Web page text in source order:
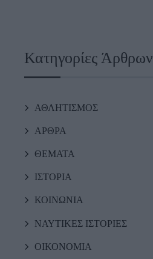
Κατηγορίες Άρθρων
ΑΘΛΗΤΙΣΜΟΣ
ΑΡΘΡΑ
ΘΕΜΑΤΑ
ΙΣΤΟΡΙΑ
ΚΟΙΝΩΝΙΑ
ΝΑΥΤΙΚΕΣ ΙΣΤΟΡΙΕΣ
ΟΙΚΟΝΟΜΙΑ